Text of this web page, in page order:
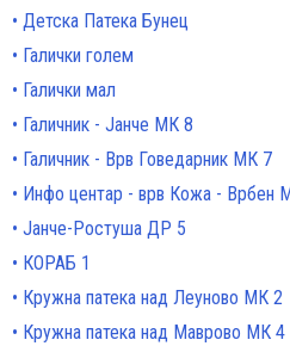
Детска Патека Бунец
Галички голем
Галички мал
Галичник - Јанче МК 8
Галичник - Врв Говедарник МК 7
Инфо центар - врв Кожа - Врбен
Јанче-Ростуша ДР 5
КОРАБ 1
Кружна патека над Леуново МК 2
Кружна патека над Маврово МК 4